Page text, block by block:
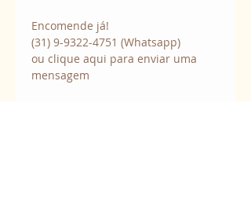
Encomende já!
(31) 9-9322-4751 (Whatsapp)
ou clique aqui para enviar uma
mensagem